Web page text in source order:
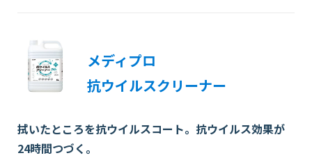
メディプロ
抗ウイルスクリーナー
拭いたところを抗ウイルスコート。抗ウイルス効果が
24時間つづく。